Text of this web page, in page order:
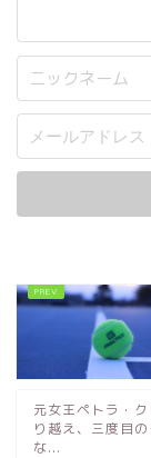
元女王ペトラ・
り越え、三度目
な...